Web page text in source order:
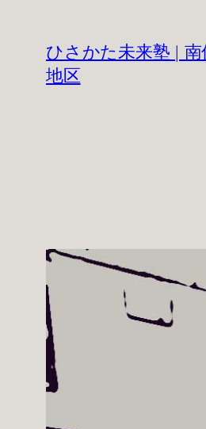
ひさかた未来塾 |
地区